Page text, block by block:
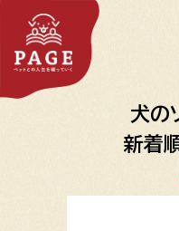
犬の
新着